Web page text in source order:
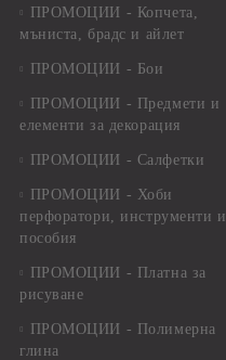
ПРОМОЦИИ - Копчета,
мъниста, брадс и айлет
ПРОМОЦИИ - Бои
ПРОМОЦИИ - Предмети и
елементи за декорация
ПРОМОЦИИ - Салфетки
ПРОМОЦИИ - Хоби
перфоратори, инструменти и
пособия
ПРОМОЦИИ - Платна за
рисуване
ПРОМОЦИИ - Полимерна
глина